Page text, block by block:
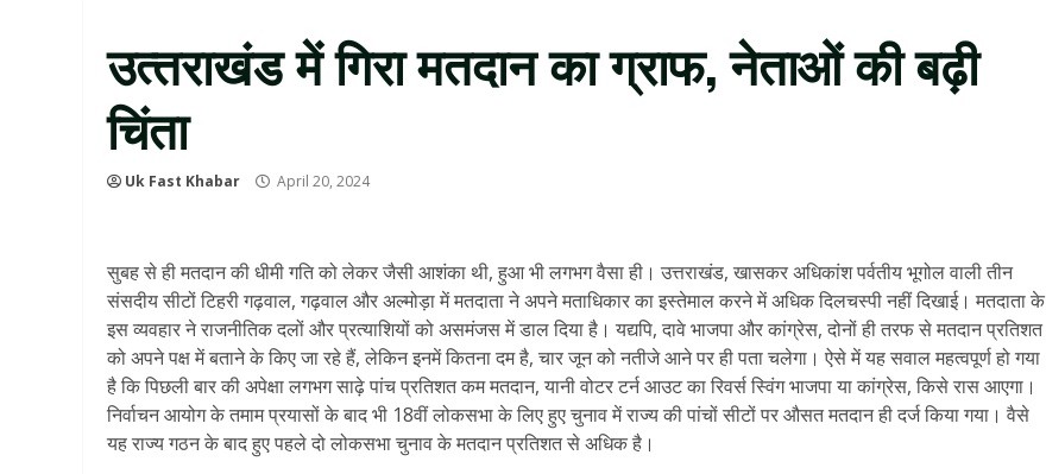
उत्‍तराखंड में गिरा मतदान का ग्राफ, नेताओं की बढ़ी
चिंता
Uk Fast Khabar April 20, 2024
सुबह से ही मतदान की धीमी गति को लेकर जैसी आशंका थी, हुआ भी लगभग वैसा ही। उत्तराखंड, खासकर अधिकांश पर्वतीय भूगोल वाली तीन
संसदीय सीटों टिहरी गढ़वाल, गढ़वाल और अल्मोड़ा में मतदाता ने अपने मताधिकार का इस्तेमाल करने में अधिक दिलचस्पी नहीं दिखाई। मतदाता के
इस व्यवहार ने राजनीतिक दलों और प्रत्याशियों को असमंजस में डाल दिया है। यद्यपि, दावे भाजपा और कांग्रेस, दोनों ही तरफ से मतदान प्रतिशत
को अपने पक्ष में बताने के किए जा रहे हैं, लेकिन इनमें कितना दम है, चार जून को नतीजे आने पर ही पता चलेगा। ऐसे में यह सवाल महत्वपूर्ण हो गया
है कि पिछली बार की अपेक्षा लगभग साढ़े पांच प्रतिशत कम मतदान, यानी वोटर टर्न आउट का रिवर्स स्विंग भाजपा या कांग्रेस, किसे रास आएगा।
निर्वाचन आयोग के तमाम प्रयासों के बाद भी 18वीं लोकसभा के लिए हुए चुनाव में राज्य की पांचों सीटों पर औसत मतदान ही दर्ज किया गया। वैसे
यह राज्य गठन के बाद हुए पहले दो लोकसभा चुनाव के मतदान प्रतिशत से अधिक है।